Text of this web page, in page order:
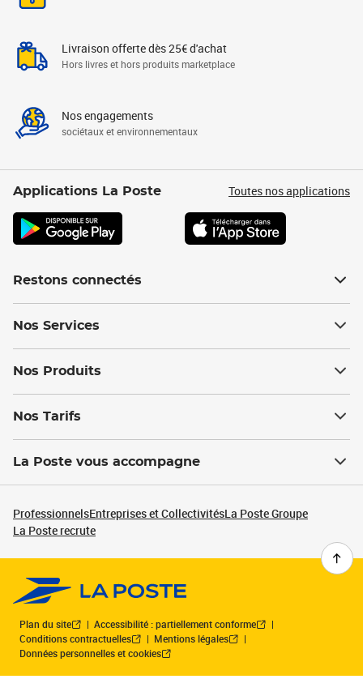
Livraison offerte dès 25€ d'achat
Hors livres et hors produits marketplace
Nos engagements
sociétaux et environnementaux
Applications La Poste Toutes nos applications
Restons connectés
Nos Services
Nos Produits
Nos Tarifs
La Poste vous accompagne
ProfessionnelsEntreprises et CollectivitésLa Poste Groupe
La Poste recrute
Plan du site
Accessibilité : partiellement conforme
Conditions contractuelles
Mentions légales
Données personnelles et cookies